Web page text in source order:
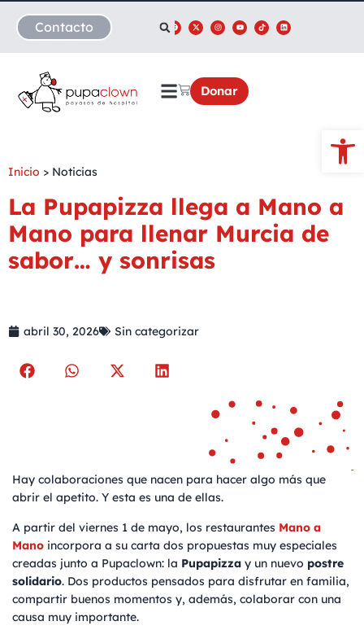
Contacto
Donar
Inicio > Noticias
La Pupapizza llega a Mano a
Mano para llenar Murcia de
sabor… y sonrisas
abril 30, 2026 Sin categorizar
Hay colaboraciones que nacen para hacer algo más que
abrir el apetito. Y esta es una de ellas.
A partir del viernes 1 de mayo, los restaurantes Mano a
Mano incorpora a su carta dos propuestas muy especiales
creadas junto a Pupaclown: la Pupapizza y un nuevo postre
solidario. Dos productos pensados para disfrutar en familia,
compartir buenos momentos y, además, colaborar con una
causa muy importante.